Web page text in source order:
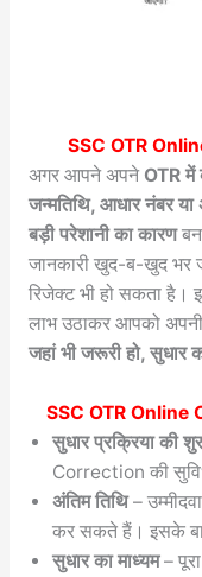
SSC OTR
अगर आपने अपने OTR में
जन्मतिथि, आधार नंबर या
बड़ी परेशानी का कारणबन
जानकारी खुद-ब-खुद भर
रिजेक्ट भी हो सकता है।
लाभ उठाकर आपको
जहां भी जरूरी हो, सुधार
SSC OTR
सुधार प्रक्रिया की
Correction की
अंतिम तिथि–
कर सकते हैं। इसके
सुधार का माध्यम–